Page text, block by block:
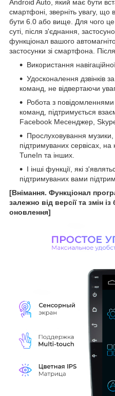
Android Auto, який має бути
смартфоні, зверніть увагу, що
бути 6.0 або вище. Для чого
суті, після з'єднання,
функціонал вашого
застосунки зі смартфона.
Використання
Удосконалення дзвінків
команд, не відвертаючи
Робота з
команд, підтримується
Facebook Месенджер,
Прослуховування музики,
підтримуваних сервісах,
TuneIn та інших.
І інші функції, які
підтримуваних вами
[Внімання. Функціонал
залежно від версії та змін
оновлення]